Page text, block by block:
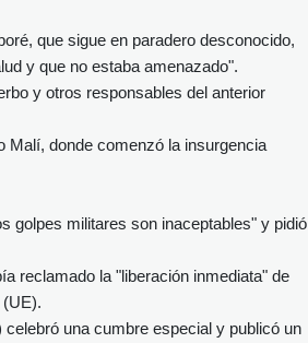
que sigue en paradero desconocido,
y que no estaba amenazado".
y otros responsables del anterior
Malí, donde comenzó la insurgencia
golpes militares son inaceptables" y pidió
reclamado la "liberación inmediata" de
una cumbre especial y publicó un